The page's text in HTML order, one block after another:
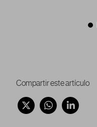
Compartir este artículo